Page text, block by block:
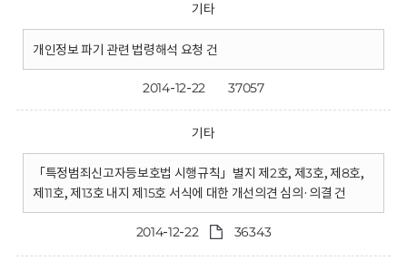
기타
개인정보 파기 관련 법령해석 요청 건
2014-12-22 37057
기타
「특정범죄신고자등보호법 시행규칙」별지 제2호, 제3호, 제8호,
제11호, 제13호 내지 제15호 서식에 대한 개선의견 심의·의결 건
2014-12-22 36343